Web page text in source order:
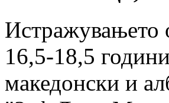
Истражувањето
16,5-18,5
македонски и